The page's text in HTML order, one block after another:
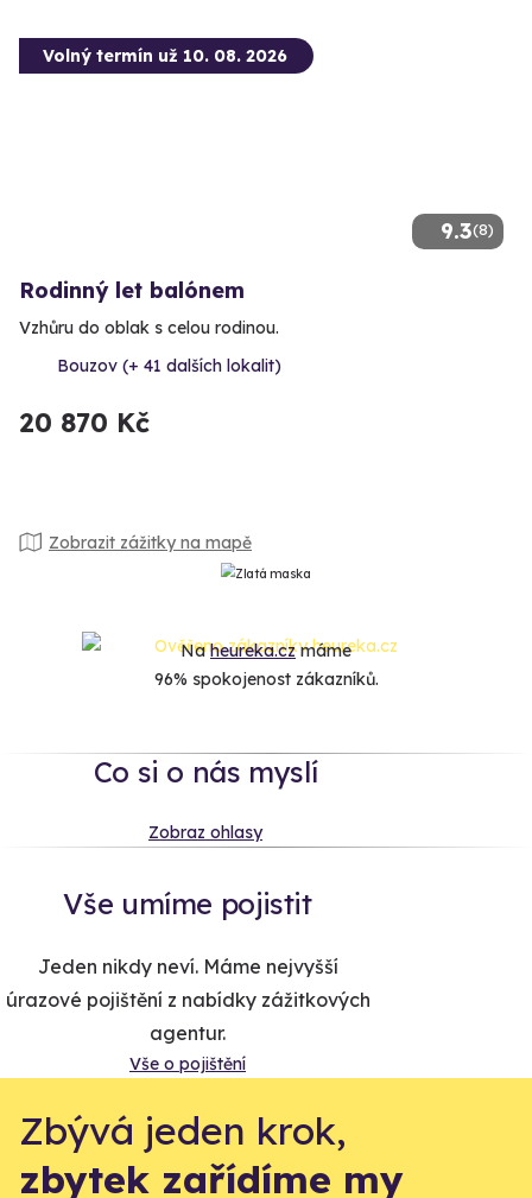
9.3(8)
Volný termín už 10. 08. 2026
Rodinný let balónem
Vzhůru do oblak s celou rodinou.
Bouzov (+ 41 dalších lokalit)
20 870 Kč
Zobrazit zážitky na mapě
Naheureka.czmáme
96% spokojenost zákazníků.
Co si o nás myslí
Zobraz ohlasy
Vše umíme pojistit
Jeden nikdy neví. Máme nejvyšší
úrazové pojištění z nabídky zážitkových
agentur.
Vše o pojištění
Zbývá jeden krok,
zbytek zařídíme my